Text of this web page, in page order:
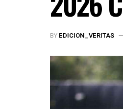
BY EDICION_VERITAS